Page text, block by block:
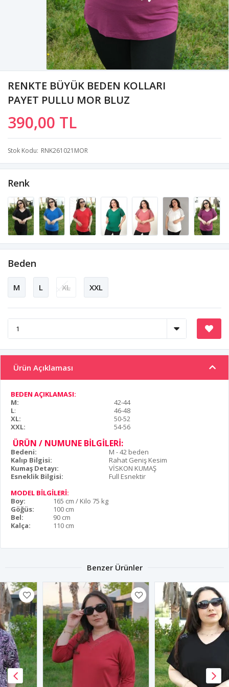
RENKTE BÜYÜK BEDEN KOLLARI
PAYET PULLU MOR BLUZ
390,00 TL
Stok Kodu RNK261021MOR
Renk
Beden
M L XL XXL
Ürün Açıklaması
BEDEN AÇIKLAMASI:
M:
42-44
L:
46-48
XL:
50-52
XXL:
54-56
ÜRÜN / NUMUNE BİLGİLERİ:
Bedeni:
M - 42 beden
Kalıp Bilgisi:
Rahat Geniş Kesim
Kumaş Detayı:
VİSKON KUMAŞ
Esneklik Bilgisi:
Full Esnektir
MODEL BİLGİLERİ:
Boy:
165 cm / Kilo 75 kg
Göğüs:
100 cm
Bel:
90 cm
Kalça:
110 cm
Benzer Ürünler